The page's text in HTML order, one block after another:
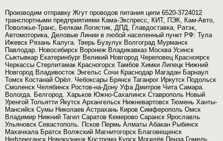
Производим отправку Жгут проводов питания цепи 6520-3724012
транспортными предприятиями Кама-Экспресс, КИТ, ПЭК, Кам-Авто,
Поволжье-Транс, Белкам Логистик, ДПД, Главдоставка, Ратэк,
Автомоторика, Деловые Линии в любой населенный пункт РФ: Тула
Ижевск Рязань Калуга. Тверь Бузулук Волгоград Мурманск
Павлодар. Новосибирск Воронеж Владикавказ Москва Усинск
Сыктывкар Екатеринбург Великий Новгород Череповец Красноярск
Черкассы Стерлитамак Красногорск Тамбов Химки Липецк Нижний
Новгород Владивосток Энгельс Сочи Краснодар Магадан Барнаул
Томск Костанай Орёл. Чебоксары Брянск Таганрог Иркутск Подольск
Смоленск Челябинск Ростов-на-Дону Уфа Дмитров Чита Самара.
Вологда. Белгород. Харьков Южно-Сахалинск Ставрополь Новый
Уренгой Тольятти Якутск Архангельск Нижневартовск Тюмень Ханты-
Мансийск Сумы Николаев Астрахань Киров Симферополь Омск
Владимир Нижний Тагил Саратов Кемерово Саранск Ярославль
Ульяновск Севастополь. Псков Пермь Алматы Абакан Рыбинск
Махачкала Братск Волжский Магнитогорск Благовещенск
Нефтеюганск Новокузнецк Кострома Курск Могилёв Пенза Гомель